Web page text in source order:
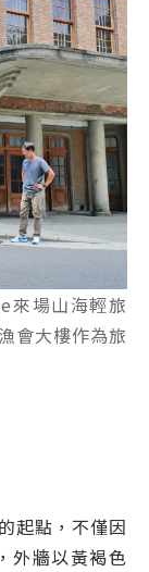
來場山海輕旅
會大樓作為旅
起點，不僅因
外牆以黃褐色